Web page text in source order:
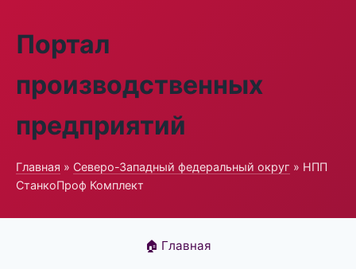
Портал
производственных
предприятий
Главная » Северо-Западный федеральный округ » НПП
СтанкоПроф Комплект
🏠 Главная